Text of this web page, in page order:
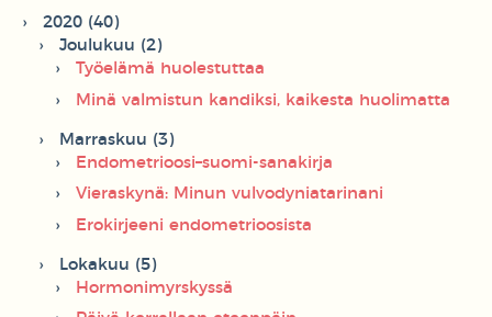
2020 (40)
Joulukuu (2)
Työelämä huolestuttaa
Minä valmistun kandiksi, kaikesta huolimatta
Marraskuu (3)
Endometrioosi–suomi-sanakirja
Vieraskynä: Minun vulvodyniatarinani
Erokirjeeni endometrioosista
Lokakuu (5)
Hormonimyrskyssä